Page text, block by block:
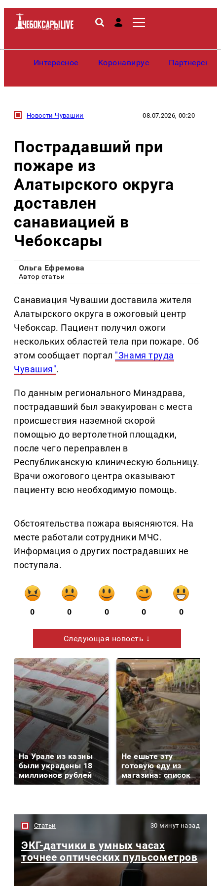
Интересное Коронавирус
Новости Чувашии 08.07.2026, 00:20
Пострадавший при
пожаре из
Алатырского округа
доставлен
санавиацией в
Чебоксары
Ольга Ефремова
Автор статьи
Санавиация Чувашии доставила жителя
Алатырского округа в ожоговый центр
Чебоксар. Пациент получил ожоги
нескольких областей тела при пожаре. Об
этом сообщает портал "Знамя труда
Чувашия".
По данным регионального Минздрава,
пострадавший был эвакуирован с места
происшествия наземной скорой
помощью до вертолетной площадки,
после чего переправлен в
Республиканскую клиническую больницу.
Врачи ожогового центра оказывают
пациенту всю необходимую помощь.
Обстоятельства пожара выясняются. На
месте работали сотрудники МЧС.
Информация о других пострадавших не
поступала.
0 0 0 0 0
Следующая новость ↓
На Урале из казны
были украдены 18
миллионов рублей
Не ешьте эту
готовую еду из
магазина: список
Статьи 30 минут назад
ЭКГ-датчики в умных часах
точнее оптических пульсометров